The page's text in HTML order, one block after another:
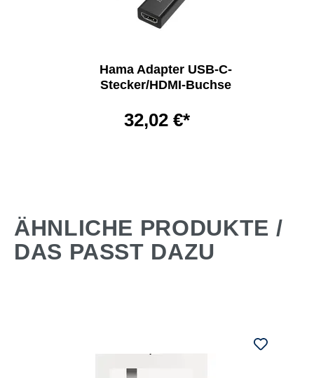
Hama Adapter USB-C-
Stecker/HDMI-Buchse
32,02 €*
ÄHNLICHE PRODUKTE /
DAS PASST DAZU